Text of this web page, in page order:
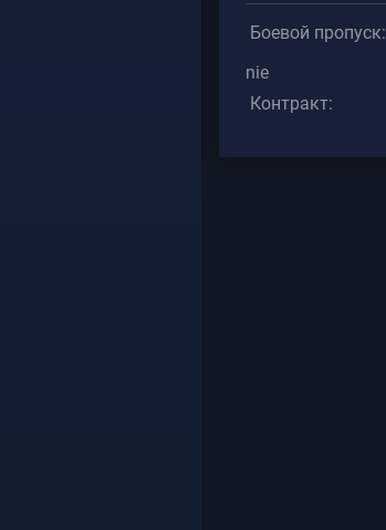
Боевой пропуск:
nie
Контракт: